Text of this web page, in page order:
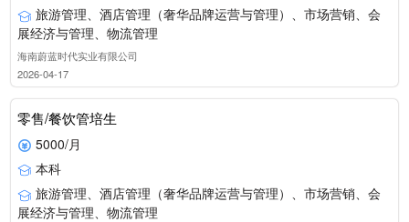
旅游管理、酒店管理（奢华品牌运营与管理）、市场营销、会
展经济与管理、物流管理
海南蔚蓝时代实业有限公司
2026-04-17
零售/餐饮管培生
5000/月
本科
旅游管理、酒店管理（奢华品牌运营与管理）、市场营销、会
展经济与管理、物流管理